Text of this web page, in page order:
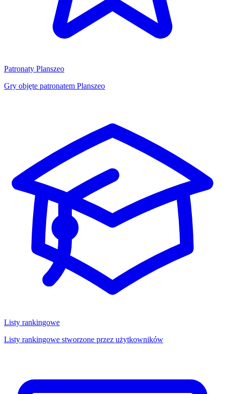
Patronaty Planszeo
Gry objęte patronatem Planszeo
Listy rankingowe
Listy rankingowe stworzone przez użytkowników